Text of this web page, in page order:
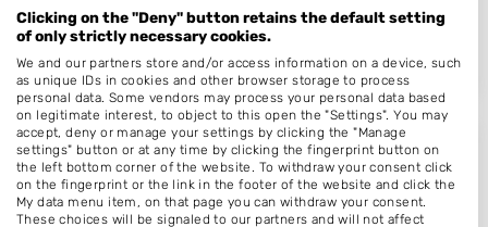
6811CN Arnhem
Op 16,39 km afstand
Nail-cy
De Hoef 34
6581JJ Malden
Clicking on the "Deny" button retains the default setting
of only strictly necessary cookies.
We and our partners store and/or access information on a device, such
as unique IDs in cookies and other browser storage to process
personal data. Some vendors may process your personal data based
on legitimate interest, to object to this open the "Settings". You may
accept, deny or manage your settings by clicking the "Manage
settings" button or at any time by clicking the fingerprint button on
the left bottom corner of the website. To withdraw your consent click
on the fingerprint or the link in the footer of the website and click the
My data menu item, on that page you can withdraw your consent.
These choices will be signaled to our partners and will not affect